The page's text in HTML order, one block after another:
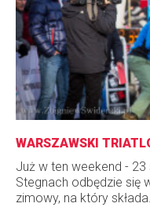
WARSZAWSKI
Już w ten weekend -
Stegnach odbędzie się
zimowy, na który